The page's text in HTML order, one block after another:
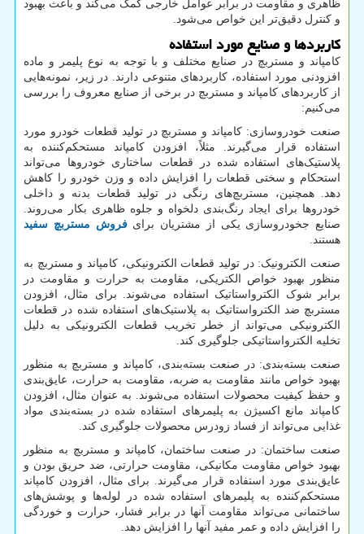
ظاهری و مقاومت در برابر عوامل خارجی کمک می‌کند و باعث بهبود
و کنترل دقیق‌تر این خواص می‌شود.
کاربردها و صنایع مورد استفاده
کامپاند و مستربچ در صنایع مختلف و با توجه به نوع پلیمر و ماده
افزودنی مورد استفاده، کاربردهای متنوعی دارند. در زیر، نمونه‌هایی
از کاربردهای کامپاند و مستربچ در برخی از صنایع معروف را بررسی
می‌کنیم:
صنعت خودروسازی: کامپاند و مستربچ در تولید قطعات خودرو مورد
استفاده قرار می‌گیرند. مثلاً، افزودن کامپاند مستحکم‌کننده به
پلاستیک‌های استفاده شده در قطعات ساختاری خودروها می‌تواند
استحکام و سختی قطعات را افزایش داده و وزن خودرو را کاهش
دهد. همچنین، مستربچ‌های رنگی در تولید قطعات بدنه و داخلی
خودروها برای ایجاد رنگ‌بندی دلخواه و جلوه ظاهری بکار می‌روند.
صنایع جخودروسازی یکی از مشتریان برایفروش مستربچ سفید
هستند.
صنعت الکترونیک: در تولید قطعات الکترونیکی، کامپاند و مستربچ به
منظور بهبود خواص الکتریکی، مقاومت به حرارت و مقاومت در
برابر شوک الکترواستاتیک استفاده می‌شوند. برای مثال، افزودن
مستربچ ضد الکترواستاتیک به پلاستیک‌های استفاده شده در قطعات
الکترونیکی می‌تواند از خطر تخریب قطعات الکترونیکی به دلیل
تخلیه الکترواستاتیکی جلوگیری کند.
صنعت بسته‌بندی: در صنعت بسته‌بندی، کامپاند و مستربچ به منظور
بهبود خواص مانند مقاومت به ضربه، مقاومت به حرارت، عایق‌بندی
و حفظ کیفیت محصولات استفاده می‌شوند. به عنوان مثال، افزودن
کامپاند مانع اکسیژن به پلیمرهای استفاده شده در بسته‌بندی مواد
غذایی می‌تواند از فساد زودرس محصولات جلوگیری کند.
صنعت ساختمان: در صنعت ساختمان، کامپاند و مستربچ به منظور
بهبود خواص مقاومت مکانیکی، مقاومت حرارتی، ضد حریق بودن و
عایق‌بندی مورد استفاده قرار می‌گیرند. برای مثال، افزودن کامپاند
مستحکم‌کننده به پلیمرهای استفاده شده در لوله‌ها و پوشش‌های
ساختمانی می‌تواند مقاومت آنها در برابر فشار، حرارت و خوردگی
را افزایش داده و عمر مفید آنها را افزایش دهد.